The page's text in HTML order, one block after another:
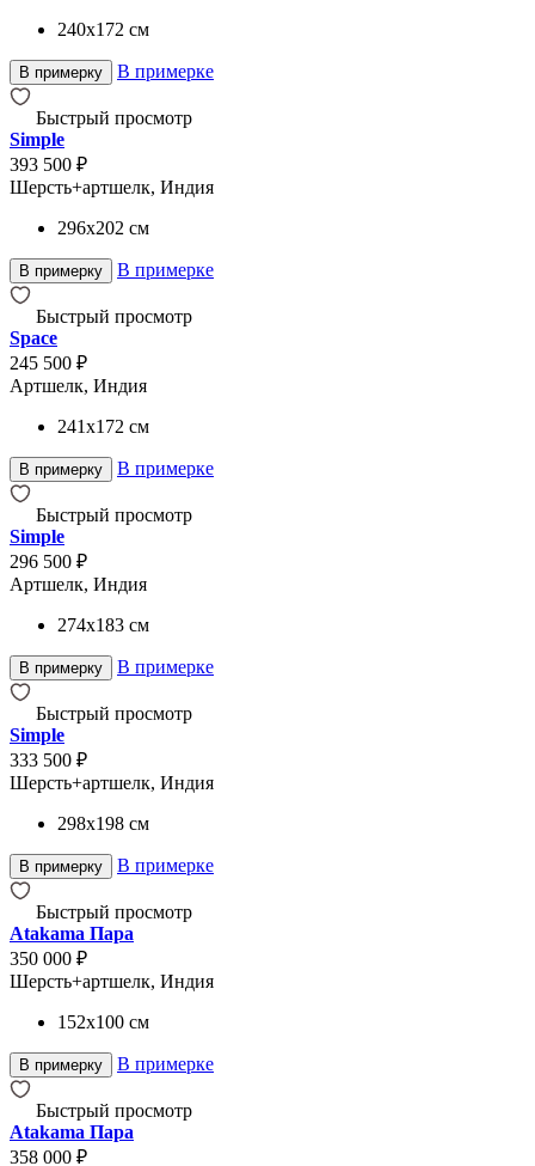
240x172 см
В примерку В примерке
Быстрый просмотр
Simple
393 500 ₽
Шерсть+артшелк, Индия
296x202 см
В примерку В примерке
Быстрый просмотр
Space
245 500 ₽
Артшелк, Индия
241x172 см
В примерку В примерке
Быстрый просмотр
Simple
296 500 ₽
Артшелк, Индия
274x183 см
В примерку В примерке
Быстрый просмотр
Simple
333 500 ₽
Шерсть+артшелк, Индия
298x198 см
В примерку В примерке
Быстрый просмотр
Atakama Пара
350 000 ₽
Шерсть+артшелк, Индия
152x100 см
В примерку В примерке
Быстрый просмотр
Atakama Пара
358 000 ₽